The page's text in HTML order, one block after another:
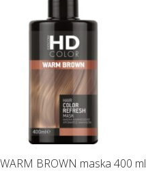
BROWN maska 400 ml